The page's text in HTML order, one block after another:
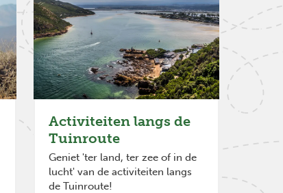
Activiteiten langs de
Tuinroute
Geniet 'ter land, ter zee of in de
lucht' van de activiteiten langs
de Tuinroute!